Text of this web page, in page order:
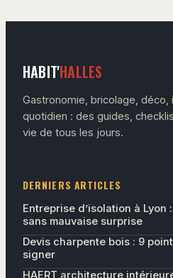
HABIT'HALLES
Gastronomie, bricolage, déco,
quotidien : des guides,
vie de tous les jours.
DERNIERS ARTICLES
Entreprise d’isolation à Lyon
sans mauvaise surprise
Devis charpente bois : 9
signer
HAERT architecture